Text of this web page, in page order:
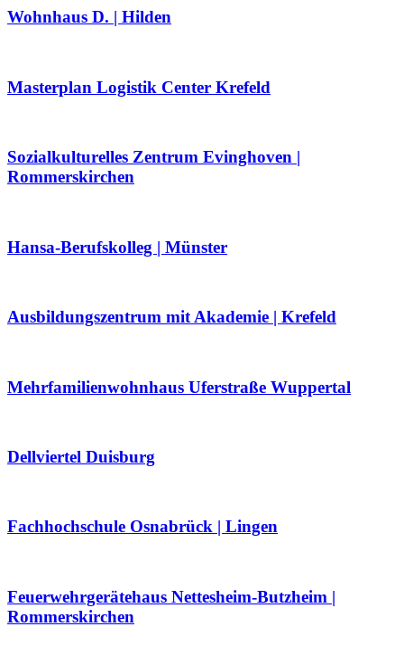
Wohnhaus D. | Hilden
Masterplan Logistik Center Krefeld
Sozialkulturelles Zentrum Evinghoven |
Rommerskirchen
Hansa-Berufskolleg | Münster
Ausbildungszentrum mit Akademie | Krefeld
Mehrfamilienwohnhaus Uferstraße Wuppertal
Dellviertel Duisburg
Fachhochschule Osnabrück | Lingen
Feuerwehrgerätehaus Nettesheim-Butzheim |
Rommerskirchen